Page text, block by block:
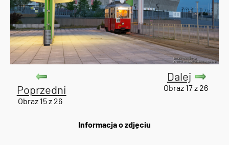
Poprzedni
Obraz 15 z 26
Dalej
Obraz 17 z 26
Informacja o zdjęciu